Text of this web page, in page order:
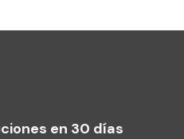
en 30 días